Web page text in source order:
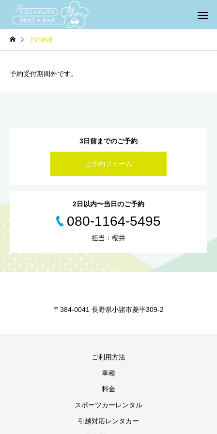
予約詳細
予約受付期間外です。
3日前までのご予約
ご予約フォーム
2日以内〜当日のご予約
080-1164-5495
担当：櫻井
〒384-0041 長野県小諸市菱平309-2
ご利用方法
車種
料金
スポーツカーレンタル
引越対応レンタカー